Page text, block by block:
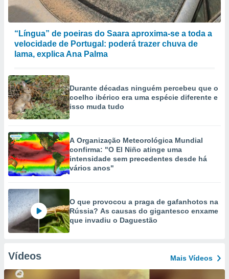
“Língua” de poeiras do Saara aproxima-se a toda a
velocidade de Portugal: poderá trazer chuva de
lama, explica Ana Palma
Durante décadas ninguém percebeu que o
coelho ibérico era uma espécie diferente e
isso muda tudo
A Organização Meteorológica Mundial
confirma: "O El Niño atinge uma
intensidade sem precedentes desde há
vários anos"
O que provocou a praga de gafanhotos na
Rússia? As causas do gigantesco enxame
que invadiu o Daguestão
Vídeos Mais Vídeos